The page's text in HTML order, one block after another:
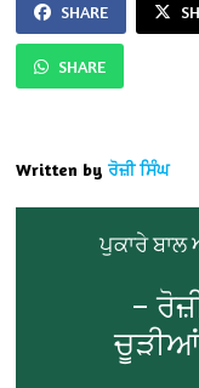
SHARE
SHARE
Written by ਰੋਜ਼ੀ ਸਿੰਘ
ਪੁਕਾਰੇ ਬਾਲ
–